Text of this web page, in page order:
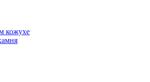
кожухе